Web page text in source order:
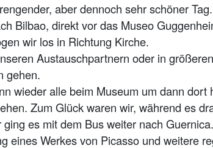
aber dennoch sehr schöner
Bilbao, direkt vor das Museo
wir los in Richtung Kirche.
Austauschpartnern oder in
gehen.
wieder alle beim Museum um dann dort
Zum Glück waren wir, während es
es mit dem Bus weiter nach Guernica.
eines Werkes von Picasso und weitere